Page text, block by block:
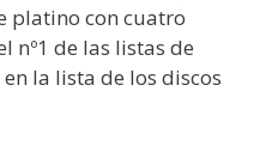
platino con cuatro
nº1 de las listas de
la lista de los discos